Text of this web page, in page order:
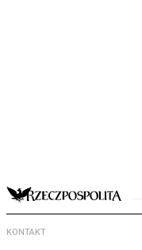
KONTAKT